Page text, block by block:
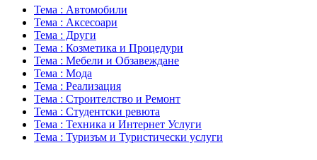
Тема : Автомобили
Тема : Аксесоари
Тема : Други
Тема : Козметика и Процедури
Тема : Мебели и Обзавеждане
Тема : Мода
Тема : Реализация
Тема : Строителство и Ремонт
Тема : Студентски ревюта
Тема : Техника и Интернет Услуги
Тема : Туризъм и Туристически услуги